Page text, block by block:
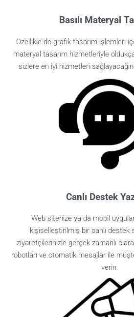
Basılı Materyal
Özellikle de grafik tasarım işlemleri
materyal tasarım hizmetleriyle
sizlere en iyi hizmetleri
Canlı Destek
Web sitenize ya da mobil
kişiselleştirilmiş bir canlı destek
ziyaretçilerinizle gerçek zamanlı
robotları ve otomatik mesajlar ile
verin.